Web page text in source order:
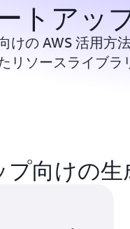
トアッ
けの AWS 活用方
リソースライブラ
プ向けの生